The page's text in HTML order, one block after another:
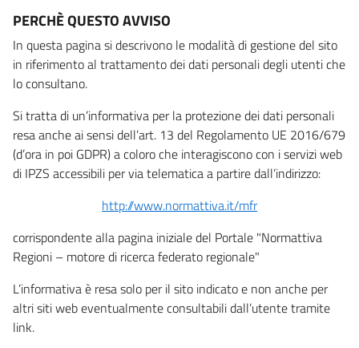
PERCHÈ QUESTO AVVISO
In questa pagina si descrivono le modalità di gestione del sito
in riferimento al trattamento dei dati personali degli utenti che
lo consultano.
Si tratta di un’informativa per la protezione dei dati personali
resa anche ai sensi dell’art. 13 del Regolamento UE 2016/679
(d’ora in poi GDPR) a coloro che interagiscono con i servizi web
di IPZS accessibili per via telematica a partire dall’indirizzo:
http://www.normattiva.it/mfr
corrispondente alla pagina iniziale del Portale "Normattiva
Regioni – motore di ricerca federato regionale"
L’informativa è resa solo per il sito indicato e non anche per
altri siti web eventualmente consultabili dall’utente tramite
link.